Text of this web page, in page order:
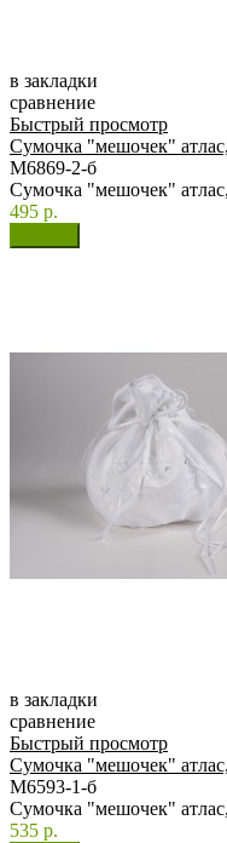
в закладки
сравнение
Быстрый просмотр
Сумочка "мешочек" атлас,
М6869-2-б
Сумочка "мешочек" атлас,
495 р.
в закладки
сравнение
Быстрый просмотр
Сумочка "мешочек" атлас,
М6593-1-б
Сумочка "мешочек" атлас,
535 р.